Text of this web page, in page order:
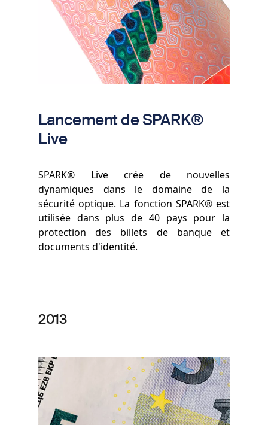
Lancement de SPARK®
Live
SPARK® Live crée de nouvelles
dynamiques dans le domaine de la
sécurité optique. La fonction SPARK® est
utilisée dans plus de 40 pays pour la
protection des billets de banque et
documents d'identité.
2013
Image